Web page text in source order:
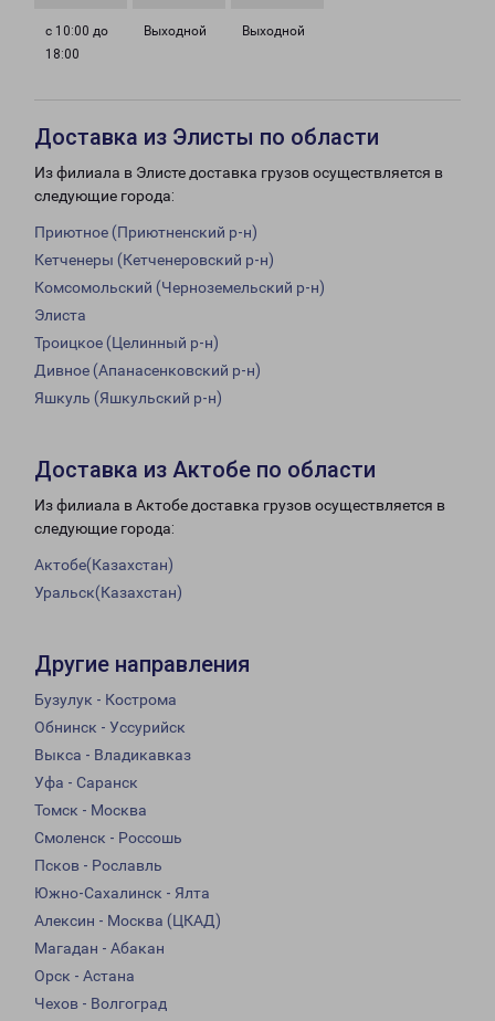
с 10:00 до
18:00
Выходной Выходной
Доставка из Элисты по области
Из филиала в Элисте доставка грузов осуществляется в
следующие города:
Приютное (Приютненский р-н)
Кетченеры (Кетченеровский р-н)
Комсомольский (Черноземельский р-н)
Элиста
Троицкое (Целинный р-н)
Дивное (Апанасенковский р-н)
Яшкуль (Яшкульский р-н)
Доставка из Актобе по области
Из филиала в Актобе доставка грузов осуществляется в
следующие города:
Актобе(Казахстан)
Уральск(Казахстан)
Другие направления
Бузулук - Кострома
Обнинск - Уссурийск
Выкса - Владикавказ
Уфа - Саранск
Томск - Москва
Смоленск - Россошь
Псков - Рославль
Южно-Сахалинск - Ялта
Алексин - Москва (ЦКАД)
Магадан - Абакан
Орск - Астана
Чехов - Волгоград